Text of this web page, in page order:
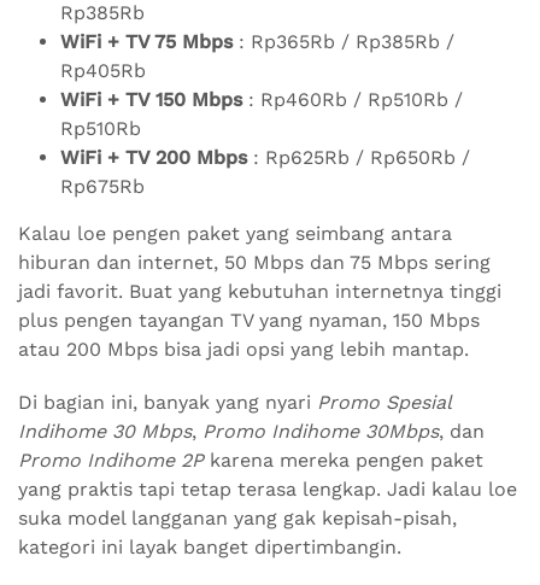
Rp385Rb
WiFi + TV 75 Mbps: Rp365Rb / Rp385Rb /
Rp405Rb
WiFi + TV 150 Mbps: Rp460Rb / Rp510Rb /
Rp510Rb
WiFi + TV 200 Mbps: Rp625Rb / Rp650Rb /
Rp675Rb
Kalau loe pengen paket yang seimbang antara
hiburan dan internet, 50 Mbps dan 75 Mbps sering
jadi favorit. Buat yang kebutuhan internetnya tinggi
plus pengen tayangan TV yang nyaman, 150 Mbps
atau 200 Mbps bisa jadi opsi yang lebih mantap.
Di bagian ini, banyak yang nyari Promo Spesial
Indihome 30 Mbps, Promo Indihome 30Mbps, dan
Promo Indihome 2Pkarena mereka pengen paket
yang praktis tapi tetap terasa lengkap. Jadi kalau loe
suka model langganan yang gak kepisah-pisah,
kategori ini layak banget dipertimbangin.